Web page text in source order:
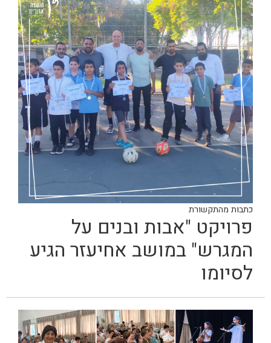
כתבות מהתקשורת
פרויקט "אבות ובנים על
המגרש" במושב אחיעזר הגיע
לסיומו